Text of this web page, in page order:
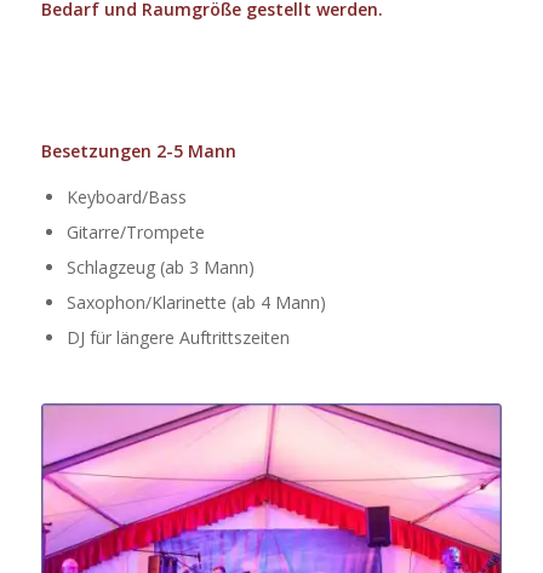
Bedarf und Raumgröße gestellt werden.
Besetzungen 2-5 Mann
Keyboard/Bass
Gitarre/Trompete
Schlagzeug (ab 3 Mann)
Saxophon/Klarinette (ab 4 Mann)
DJ für längere Auftrittszeiten